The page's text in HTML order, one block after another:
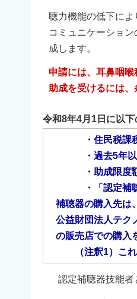
聴力機能の低下に
コミュニケーショ
成します。
申請には、耳鼻咽喉
助成を受けるには、
令和8年4月1日に以下
・住民税課税世
・過去5年以内に
・助成限度額は
・「認定補聴器
補聴器の購入先は
公益財団法人テク
の販売店での購入
（注釈1）これま
認定補聴器技能者